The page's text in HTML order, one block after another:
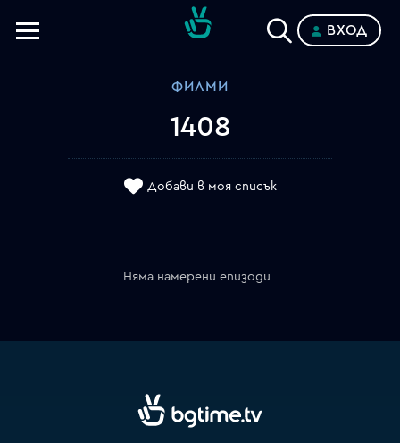
ВХОД
ФИЛМИ
1408
Добави в моя списък
Няма намерени епизоди